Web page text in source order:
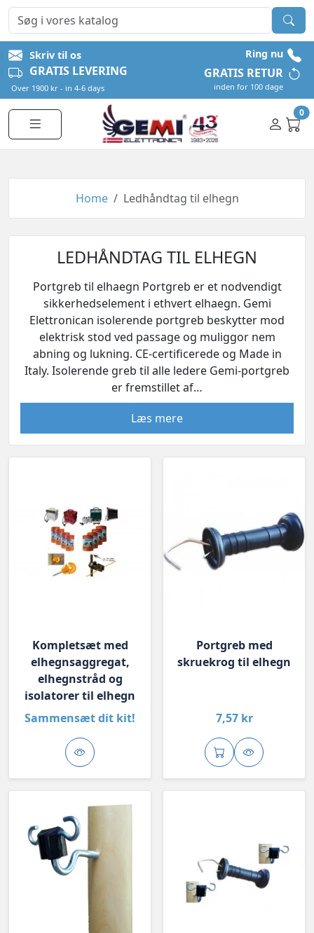
Skriv til os Ring nu
GRATIS LEVERING
Over 1900 kr - in 4-6 days
GRATIS RETUR
inden for 100 dage
0
Home Ledhåndtag til elhegn
LEDHÅNDTAG TIL ELHEGN
Portgreb til elhaegn Portgreb er et nodvendigt
sikkerhedselement i ethvert elhaegn. Gemi
Elettronican isolerende portgreb beskytter mod
elektrisk stod ved passage og muliggor nem
abning og lukning. CE-certificerede og Made in
Italy. Isolerende greb til alle ledere Gemi-portgreb
er fremstillet af…
Læs mere
Kompletsæt med
elhegnsaggregat,
elhegnstråd og
isolatorer til elhegn
Sammensæt dit kit!
Portgreb med
skruekrog til elhegn
7,57 kr